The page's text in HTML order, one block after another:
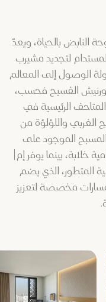
النابض بالحياة، ويعدّ
لتجديد مشيرب
الوصول إلى المعالم
الفسيح فحسب،
الرئيسية في
الغربي واللؤلؤة من
الموجود على
خلابة، بينما يوفر إم|
المتطور، الذي يضم
مخصصة لتعزيز